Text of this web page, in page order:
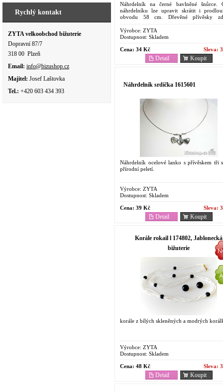
Rychlý kontakt
ZYTA velkoobchod bižuterie
Dopravní 87/7
318 00 Plzeň
Email: info@bizushop.cz
Majitel: Josef Laštovka
Tel.: +420 603 434 393
Náhrdelník na černé bavlněné šnůrce.
náhrdelníku lze upravit skrátit i
obvodu 58 cm. Dřevěné přívěsky
vzor náhrdelníku.
Výrobce: ZYTA
Dostupnost: Skladem
Cena: 34 Kč Sleva:
Koupit
Detail
Náhrdelník srdíčka 1615601
Náhrdelník ocelové lanko s přívěskem tři
přírodní peletí.
Výrobce: ZYTA
Dostupnost: Skladem
Cena: 39 Kč Sleva:
Koupit
Detail
Korále rokail l 174802, Jablonecká
bižuterie
korále z bílých skleněných a modrých
Výrobce: ZYTA
Dostupnost: Skladem
Cena: 48 Kč Sleva:
Koupit
Detail